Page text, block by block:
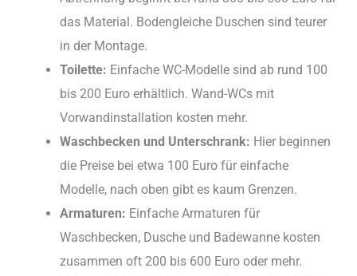
das Material. Bodengleiche Duschen sind teurer
in der Montage.
Toilette: Einfache WC-Modelle sind ab rund 100
bis 200 Euro erhältlich. Wand-WCs mit
Vorwandinstallation kosten mehr.
Waschbecken und Unterschrank: Hier beginnen
die Preise bei etwa 100 Euro für einfache
Modelle, nach oben gibt es kaum Grenzen.
Armaturen: Einfache Armaturen für
Waschbecken, Dusche und Badewanne kosten
zusammen oft 200 bis 600 Euro oder mehr.